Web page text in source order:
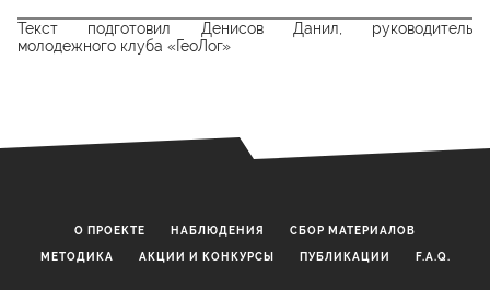
Текст подготовил Денисов Данил, руководитель
молодежного клуба «ГеоЛог»
О ПРОЕКТЕ НАБЛЮДЕНИЯ CБОР МАТЕРИАЛОВ
МЕТОДИКА АКЦИИ И КОНКУРСЫ ПУБЛИКАЦИИ F.A.Q.